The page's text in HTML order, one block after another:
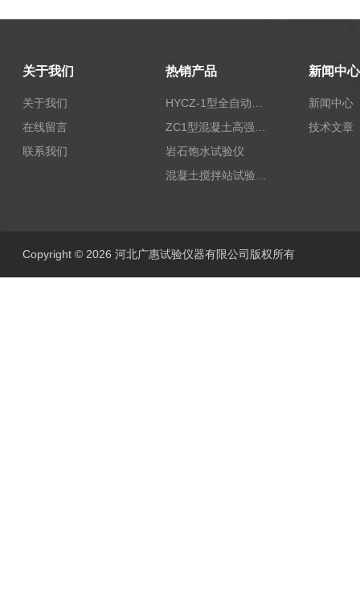
关于我们
关于我们
在线留言
联系我们
热销产品
岩石饱水试验仪
新闻中心
新闻中心
技术文章
Copyright © 2026 河北广惠试验仪器有限公司版权所有